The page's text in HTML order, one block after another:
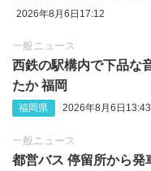
2026年8月6日17:12
一般ニュース
西鉄の駅構内で下品な
たか 福岡
福岡県 2026年8月6日13:43
一般ニュース
都営バス 停留所から発